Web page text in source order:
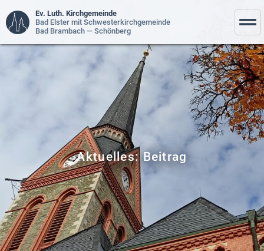
Ev. Luth. Kirchgemeinde
Bad Elster mit Schwesterkirchgemeinde
Bad Brambach — Schönberg
Aktuelles: Beitrag